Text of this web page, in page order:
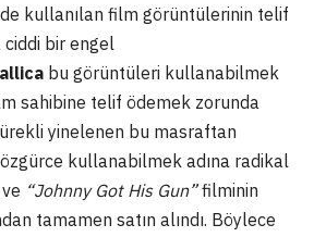
kullanılan film görüntülerinin telif
ciddi bir engel
bu görüntüleri kullanabilmek
sahibine telif ödemek zorunda
yinelenen bu masraftan
kullanabilmek adına radikal
“Johnny Got His Gun”filminin
tamamen satın alındı. Böylece